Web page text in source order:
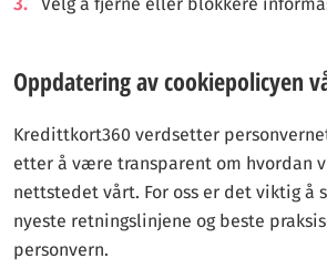
Oppdatering av cookiepolicyen
Kredittkort360 verdsetter
etter å være transparent om hvordan
nettstedet vårt. For oss er det viktig å
nyeste retningslinjene og beste
personvern.